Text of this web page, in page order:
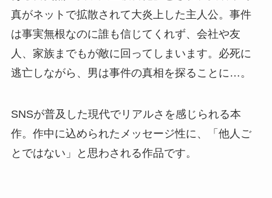
真がネットで拡散されて大炎上した主人公。事件
は事実無根なのに誰も信じてくれず、会社や友
人、家族までもが敵に回ってしまいます。必死に
逃亡しながら、男は事件の真相を探ることに…。
SNSが普及した現代でリアルさを感じられる本
作。作中に込められたメッセージ性に、「他人ご
とではない」と思わされる作品です。